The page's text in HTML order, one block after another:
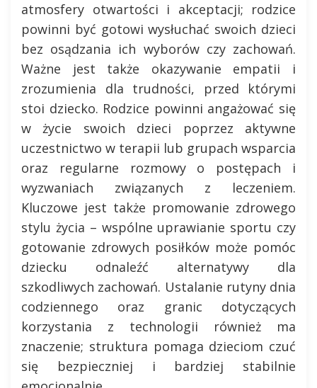
atmosfery otwartości i akceptacji; rodzice
powinni być gotowi wysłuchać swoich dzieci
bez osądzania ich wyborów czy zachowań.
Ważne jest także okazywanie empatii i
zrozumienia dla trudności, przed którymi
stoi dziecko. Rodzice powinni angażować się
w życie swoich dzieci poprzez aktywne
uczestnictwo w terapii lub grupach wsparcia
oraz regularne rozmowy o postępach i
wyzwaniach związanych z leczeniem.
Kluczowe jest także promowanie zdrowego
stylu życia – wspólne uprawianie sportu czy
gotowanie zdrowych posiłków może pomóc
dziecku odnaleźć alternatywy dla
szkodliwych zachowań. Ustalanie rutyny dnia
codziennego oraz granic dotyczących
korzystania z technologii również ma
znaczenie; struktura pomaga dzieciom czuć
się bezpieczniej i bardziej stabilnie